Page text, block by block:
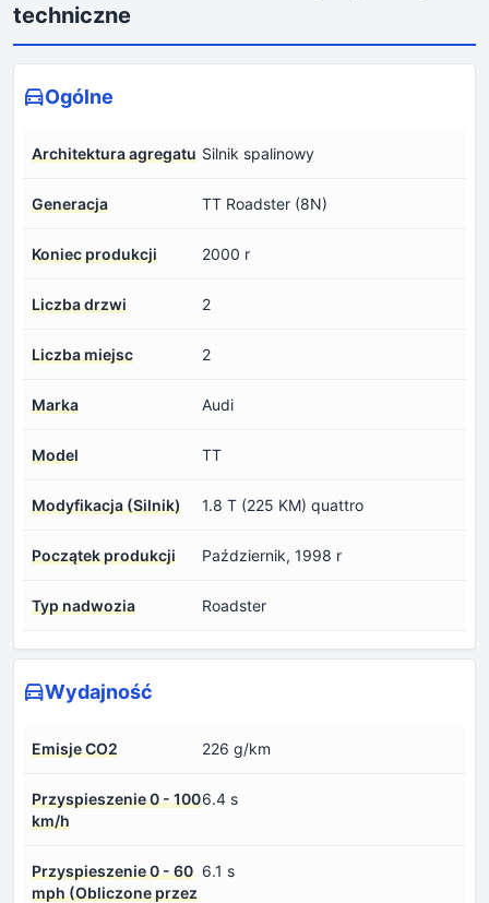
techniczne
Ogólne
Architektura agregatu Silnik spalinowy
Generacja TT Roadster (8N)
Koniec produkcji 2000 r
Liczba drzwi 2
Liczba miejsc 2
Marka Audi
Model TT
Modyfikacja (Silnik) 1.8 T (225 KM) quattro
Początek produkcji Październik, 1998 r
Typ nadwozia Roadster
Wydajność
Emisje CO2 226 g/km
Przyspieszenie 0 - 100
km/h
6.4 s
Przyspieszenie 0 - 60
mph (Obliczone przez
6.1 s